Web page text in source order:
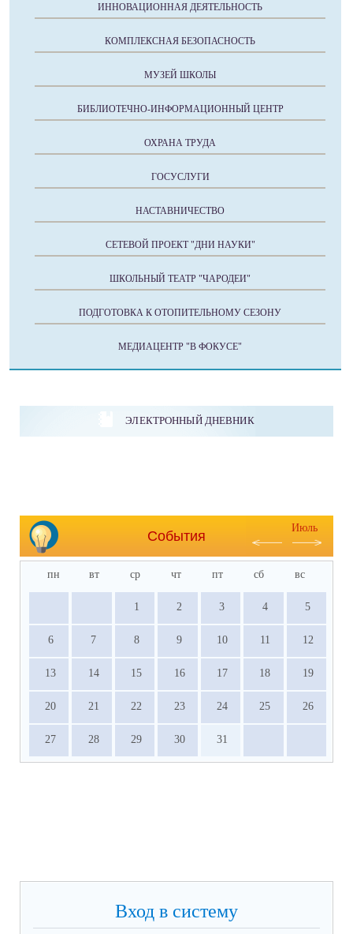
ИННОВАЦИОННАЯ ДЕЯТЕЛЬНОСТЬ
КОМПЛЕКСНАЯ БЕЗОПАСНОСТЬ
МУЗЕЙ ШКОЛЫ
БИБЛИОТЕЧНО-ИНФОРМАЦИОННЫЙ ЦЕНТР
ОХРАНА ТРУДА
ГОСУСЛУГИ
НАСТАВНИЧЕСТВО
СЕТЕВОЙ ПРОЕКТ "ДНИ НАУКИ"
ШКОЛЬНЫЙ ТЕАТР "ЧАРОДЕИ"
ПОДГОТОВКА К ОТОПИТЕЛЬНОМУ СЕЗОНУ
МЕДИАЦЕНТР "В ФОКУСЕ"
ЭЛЕКТРОННЫЙ ДНЕВНИК
События
Июль
пн вт ср чт пт сб вс
1 2 3 4 5
6 7 8 9 10 11 12
13 14 15 16 17 18 19
20 21 22 23 24 25 26
27 28 29 30 31
Вход в систему